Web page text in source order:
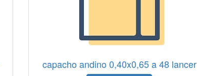
capacho andino 0,40x0,65 a 48 lancer